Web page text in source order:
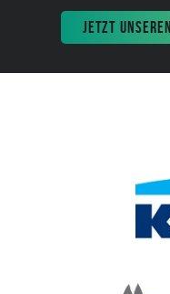
JETZT